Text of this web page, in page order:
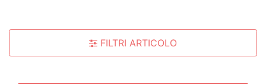
FILTRI ARTICOLO